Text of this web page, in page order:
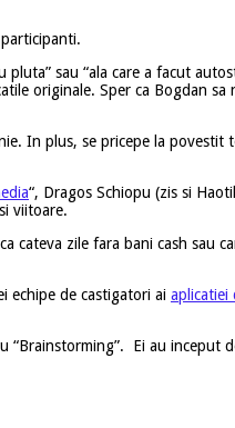
pluta” sau “ala care a facut
originale. Sper ca Bogdan
In plus, se pricepe la
“, Dragos Schiopu (zis si
viitoare.
cateva zile fara bani cash
echipe de castigatori ai aplicatiei
“Brainstorming”. Ei au inceput